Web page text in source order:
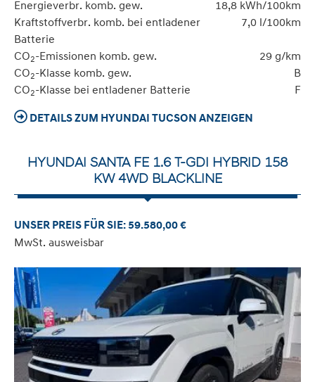
Energieverbr. komb. gew.
18,8 kWh/100km
Kraftstoffverbr. komb. bei entladener
Batterie
7,0 l/100km
CO2-Emissionen komb. gew.
29 g/km
CO2-Klasse komb. gew.
B
CO2-Klasse bei entladener Batterie F
DETAILS ZUM HYUNDAI TUCSON ANZEIGEN
HYUNDAI SANTA FE 1.6 T-GDI HYBRID 158
KW 4WD BLACKLINE
UNSER PREIS FÜR SIE: 59.580,00 €
MwSt. ausweisbar